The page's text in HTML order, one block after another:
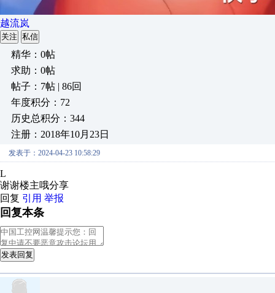
越流岚
关注 私信
精华：0帖
求助：0帖
帖子：7帖 | 86回
年度积分：72
历史总积分：344
注册：2018年10月23日
发表于：2024-04-23 10:58:29
L
谢谢楼主哦分享
回复 引用 举报
回复本条
发表回复